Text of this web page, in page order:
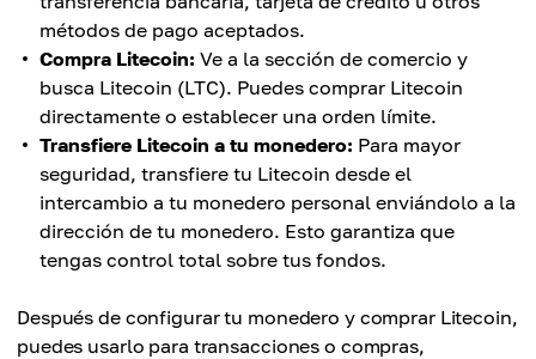
métodos de pago aceptados.
Compra Litecoin: Ve a la sección de comercio y
busca Litecoin (LTC). Puedes comprar Litecoin
directamente o establecer una orden límite.
Transfiere Litecoin a tu monedero: Para mayor
seguridad, transfiere tu Litecoin desde el
intercambio a tu monedero personal enviándolo a la
dirección de tu monedero. Esto garantiza que
tengas control total sobre tus fondos.
Después de configurar tu monedero y comprar Litecoin,
puedes usarlo para transacciones o compras,